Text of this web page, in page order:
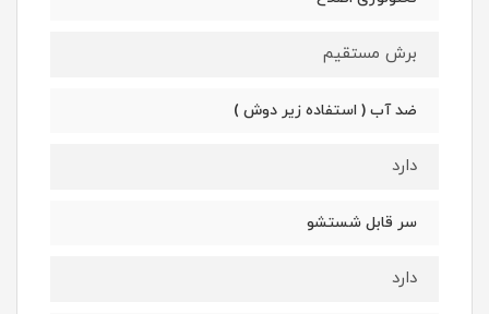
برش مستقیم
ضد آب ( استفاده زیر دوش )
دارد
سر قابل شستشو
دارد